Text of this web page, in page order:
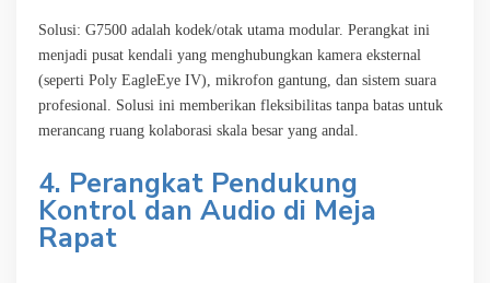
Solusi: G7500 adalah kodek/otak utama modular. Perangkat ini
menjadi pusat kendali yang menghubungkan kamera eksternal
(seperti Poly EagleEye IV), mikrofon gantung, dan sistem suara
profesional. Solusi ini memberikan fleksibilitas tanpa batas untuk
merancang ruang kolaborasi skala besar yang andal.
4. Perangkat Pendukung
Kontrol dan Audio di Meja
Rapat